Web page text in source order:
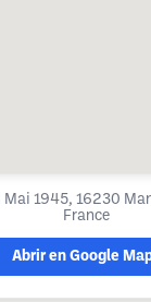
Mai 1945, 16230
France
Abrir en Google